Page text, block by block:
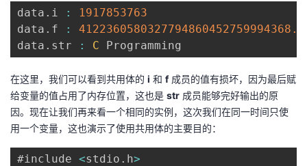
data . i :
1917853763
data . f :
data . str : C Programming
在这里，我们可以看到共用体的 i 和 f成员的值有损坏，因为最后赋
给变量的值占用了内存位置，这也是 str 成员能够完好输出的原
因。现在让我们再来看一个相同的实例，这次我们在同一时间只使
用一个变量，这也演示了使用共用体的主要目的：
#include <stdio . h>